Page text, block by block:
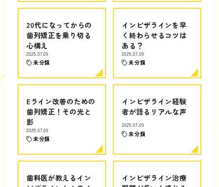
20代になってからの
歯列矯正を乗り切る
心構え
2025.07.09
未分類
インビザラインを早
く終わらせるコツは
ある？
2025.07.09
未分類
Eライン改善のための
歯列矯正！その光と
影
2025.07.09
未分類
インビザライン経験
者が語るリアルな声
2025.07.09
未分類
歯科医が教えるイン
インビザライン治療